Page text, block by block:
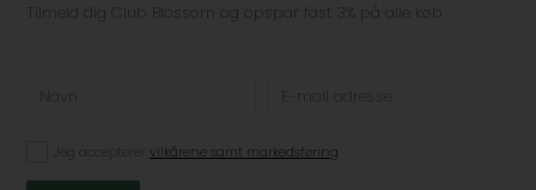
Tilmeld dig Club Blossom og opspar fast 3% på alle køb
Jeg accepterervilkårene samt markedsføring